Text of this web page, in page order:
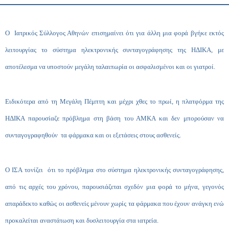
Ο Ιατρικός Σύλλογος Αθηνών επισημαίνει ότι για άλλη μια φορά βγήκε εκτός
λειτουργίας το σύστημα ηλεκτρονικής συνταγογράφησης της ΗΔΙΚΑ, με
αποτέλεσμα να υποστούν μεγάλη ταλαιπωρία οι ασφαλισμένοι και οι γιατροί.
Ειδικότερα από τη Μεγάλη Πέμπτη και μέχρι χθες το πρωί, η πλατφόρμα της
ΗΔΙΚΑ παρουσίαζε πρόβλημα στη βάση του ΑΜΚΑ και δεν μπορούσαν να
συνταγογραφηθούν τα φάρμακα και οι εξετάσεις στους ασθενείς.
Ο ΙΣΑ τονίζει ότι το πρόβλημα στο σύστημα ηλεκτρονικής συνταγογράφησης,
από τις αρχές του χρόνου, παρουσιάζεται σχεδόν μια φορά το μήνα, γεγονός
απαράδεκτο καθώς οι ασθενείς μένουν χωρίς τα φάρμακα που έχουν ανάγκη ενώ
προκαλείται αναστάτωση και δυσλειτουργία στα ιατρεία.